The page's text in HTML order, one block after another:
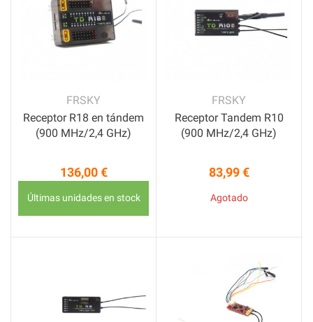
FRSKY
Receptor R18 en tándem
(900 MHz/2,4 GHz)
Precio
136,00 €
Últimas unidades en stock
FRSKY
Receptor Tandem R10
(900 MHz/2,4 GHz)
Precio
83,99 €
Agotado